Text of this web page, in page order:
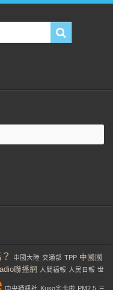
中國大陸 交通部 TPP 中國國
聯播網 人間福報 人民日報 世
中央通訊社 Kuso宅卡啦 PM2.5 三